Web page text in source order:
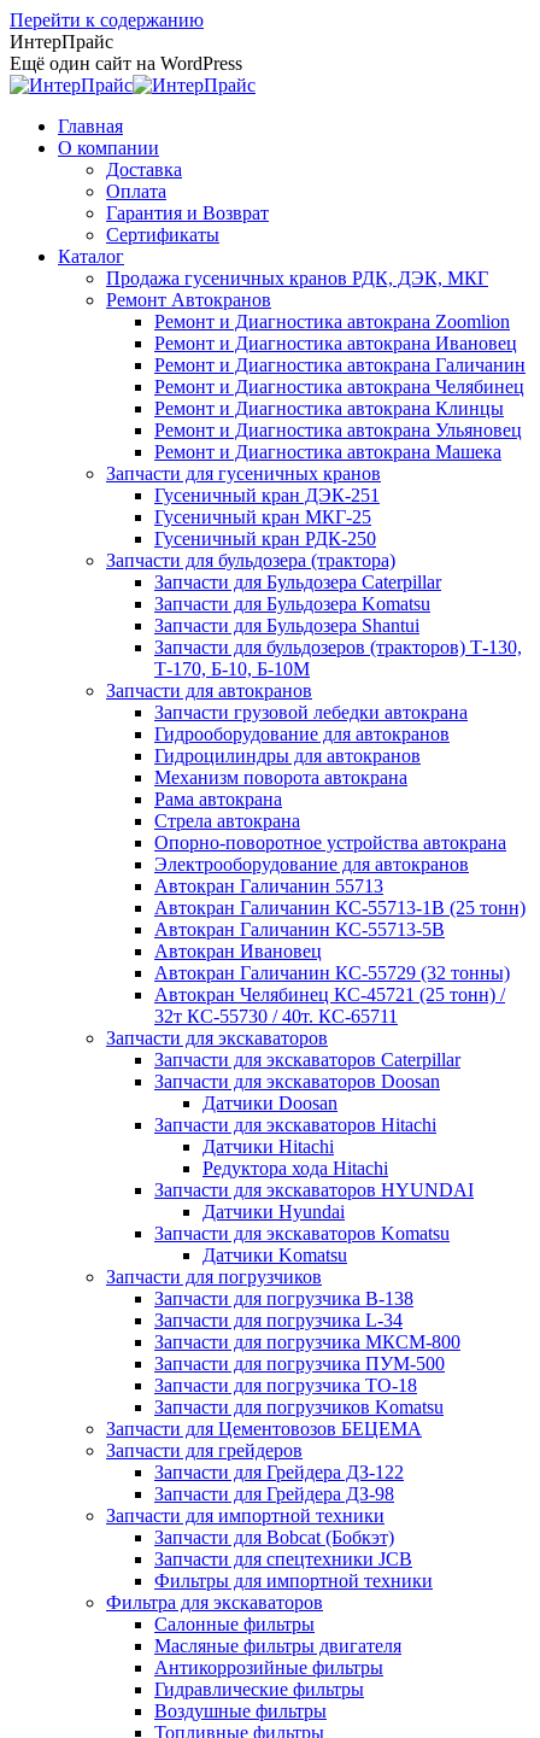
Перейти к содержанию
ИнтерПрайс
Ещё один сайт на WordPress
Главная
О компании
Доставка
Оплата
Гарантия и Возврат
Сертификаты
Каталог
Продажа гусеничных кранов РДК, ДЭК, МКГ
Ремонт Автокранов
Ремонт и Диагностика автокрана Zoomlion
Ремонт и Диагностика автокрана Ивановец
Ремонт и Диагностика автокрана Галичанин
Ремонт и Диагностика автокрана Челябинец
Ремонт и Диагностика автокрана Клинцы
Ремонт и Диагностика автокрана Ульяновец
Ремонт и Диагностика автокрана Машека
Запчасти для гусеничных кранов
Гусеничный кран ДЭК-251
Гусеничный кран МКГ-25
Гусеничный кран РДК-250
Запчасти для бульдозера (трактора)
Запчасти для Бульдозера Caterpillar
Запчасти для Бульдозера Komatsu
Запчасти для Бульдозера Shantui
Запчасти для бульдозеров (тракторов) Т-130,
Т-170, Б-10, Б-10М
Запчасти для автокранов
Запчасти грузовой лебедки автокрана
Гидрооборудование для автокранов
Гидроцилиндры для автокранов
Механизм поворота автокрана
Рама автокрана
Стрела автокрана
Опорно-поворотное устройства автокрана
Электрооборудование для автокранов
Автокран Галичанин 55713
Автокран Галичанин КС-55713-1В (25 тонн)
Автокран Галичанин КС-55713-5В
Автокран Ивановец
Автокран Галичанин КС-55729 (32 тонны)
Автокран Челябинец КС-45721 (25 тонн) /
32т КС-55730 / 40т. КС-65711
Запчасти для экскаваторов
Запчасти для экскаваторов Caterpillar
Запчасти для экскаваторов Doosan
Датчики Doosan
Запчасти для экскаваторов Hitachi
Датчики Hitachi
Редуктора хода Hitachi
Запчасти для экскаваторов HYUNDAI
Датчики Hyundai
Запчасти для экскаваторов Komatsu
Датчики Komatsu
Запчасти для погрузчиков
Запчасти для погрузчика B-138
Запчасти для погрузчика L-34
Запчасти для погрузчика МКСМ-800
Запчасти для погрузчика ПУМ-500
Запчасти для погрузчика ТО-18
Запчасти для погрузчиков Komatsu
Запчасти для Цементовозов БЕЦЕМА
Запчасти для грейдеров
Запчасти для Грейдера ДЗ-122
Запчасти для Грейдера ДЗ-98
Запчасти для импортной техники
Запчасти для Bobcat (Бобкэт)
Запчасти для спецтехники JCB
Фильтры для импортной техники
Фильтра для экскаваторов
Салонные фильтры
Масляные фильтры двигателя
Антикоррозийные фильтры
Гидравлические фильтры
Воздушные фильтры
Топливные фильтры